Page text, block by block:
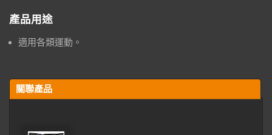
產品用途
適用各類運動。
關聯產品